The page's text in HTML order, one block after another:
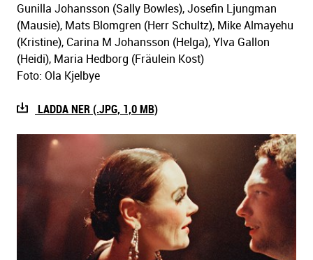
Gunilla Johansson (Sally Bowles), Josefin Ljungman
(Mausie), Mats Blomgren (Herr Schultz), Mike Almayehu
(Kristine), Carina M Johansson (Helga), Ylva Gallon
(Heidi), Maria Hedborg (Fräulein Kost)
Foto: Ola Kjelbye
LADDA NER (.JPG, 1,0 MB)